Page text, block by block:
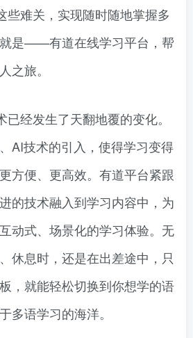
些难关，实现随时随地掌握多
是——有道在线学习平台，帮
之旅。
经发生了天翻地覆的变化。
AI技术的引入，使得学习变得
方便、更高效。有道平台紧跟
的技术融入到学习内容中，为
动式、场景化的学习体验。无
休息时，还是在出差途中，只
，就能轻松切换到你想学的语
多语学习的海洋。